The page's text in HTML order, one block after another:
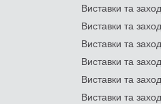
Виставки та
Виставки та
Виставки та
Виставки та
Виставки та
Виставки та